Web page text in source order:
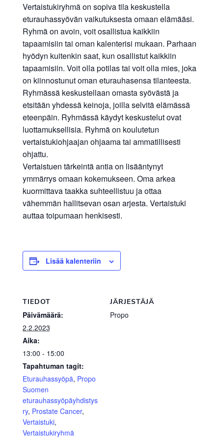
Vertaistukiryhmä on sopiva tila keskustella
eturauhassyövän vaikutuksesta omaan elämääsi.
Ryhmä on avoin, voit osallistua kaikkiin
tapaamisiin tai oman kalenterisi mukaan. Parhaan
hyödyn kuitenkin saat, kun osallistut kaikkiin
tapaamisiin. Voit olla potilas tai voit olla mies, joka
on kiinnostunut oman eturauhasensa tilanteesta.
Ryhmässä keskustellaan omasta syövästä ja
etsitään yhdessä keinoja, joilla selvitä elämässä
eteenpäin. Ryhmässä käydyt keskustelut ovat
luottamuksellisia. Ryhmä on koulutetun
vertaistukiohjaajan ohjaama tai ammatillisesti
ohjattu.
Vertaistuen tärkeintä antia on lisääntynyt
ymmärrys omaan kokemukseen. Oma arkea
kuormittava taakka suhteellistuu ja ottaa
vähemmän hallitsevan osan arjesta. Vertaistuki
auttaa toipumaan henkisesti.
Lisää kalenteriin
TIEDOT
Päivämäärä:
2.2.2023
Aika:
13:00 - 15:00
Tapahtuman tagit:
Eturauhassyöpä, Propo
Suomen
eturauhassyöpäyhdistys
ry, Prostate Cancer,
Vertaistuki,
Vertaistukiryhmä
JÄRJESTÄJÄ
Propo